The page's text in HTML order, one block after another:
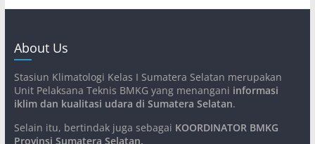
About Us
Stasiun Klimatologi Kelas I Sumatera Selatan merupakan
Unit Pelaksana Teknis BMKG yang menangani informasi
iklim dan kualitasi udara di Sumatera Selatan.
Selain itu, bertindak juga sebagai KOORDINATOR BMKG
Provinsi Sumatera Selatan.